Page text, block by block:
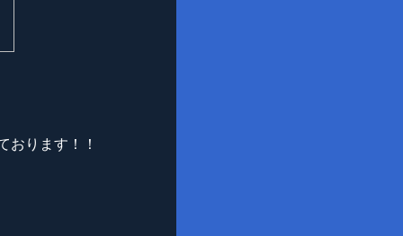
おります！！